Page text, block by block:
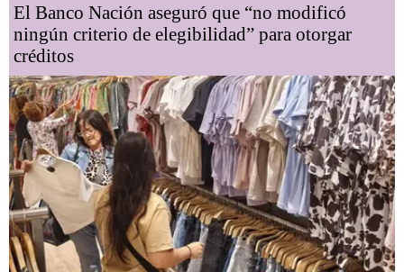
El Banco Nación aseguró que “no modificó
ningún criterio de elegibilidad” para otorgar
créditos